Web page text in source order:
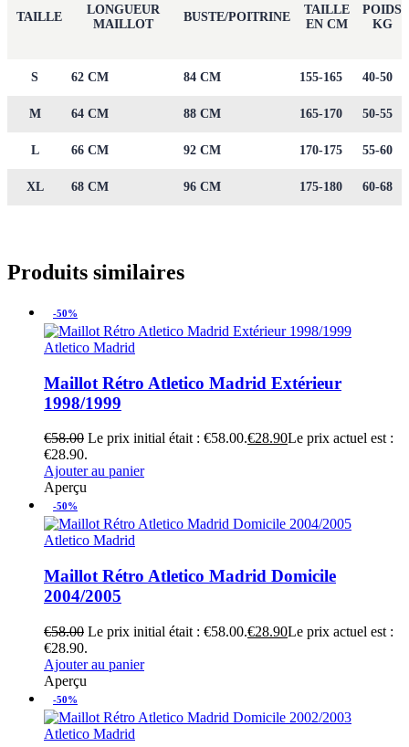
TAILLE
LONGUEUR
MAILLOT
BUSTE/POITRINE
TAILLE
EN CM
POIDS
KG
S 62 CM 84 CM 155-165 40-50
M 64 CM 88 CM 165-170 50-55
L 66 CM 92 CM 170-175 55-60
XL 68 CM 96 CM 175-180 60-68
Produits similaires
-50%
Atletico Madrid
Maillot Rétro Atletico Madrid Extérieur
1998/1999
€58.00 Le prix initial était : €58.00.€28.90Le prix actuel est :
€28.90.
Ajouter au panier
Aperçu
-50%
Atletico Madrid
Maillot Rétro Atletico Madrid Domicile
2004/2005
€58.00 Le prix initial était : €58.00.€28.90Le prix actuel est :
€28.90.
Ajouter au panier
Aperçu
-50%
Atletico Madrid